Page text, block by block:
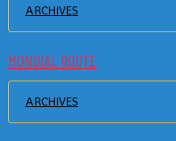
ARCHIVES
MONDIAL ROUTE
ARCHIVES